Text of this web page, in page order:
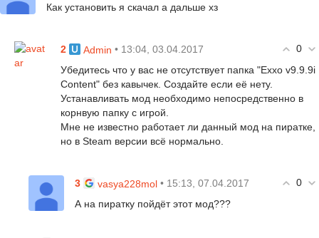
Как установить я скачал а дальше хз
0
2 Admin • 13:04, 03.04.2017
Убедитесь что у вас не отсутствует папка "Exxo v9.9.9i
Content" без кавычек. Создайте если её нету.
Устанавливать мод необходимо непосредственно в
корнвую папку с игрой.
Мне не известно работает ли данный мод на пиратке,
но в Steam версии всё нормально.
0
3 vasya228mol • 15:13, 07.04.2017
А на пиратку пойдёт этот мод???